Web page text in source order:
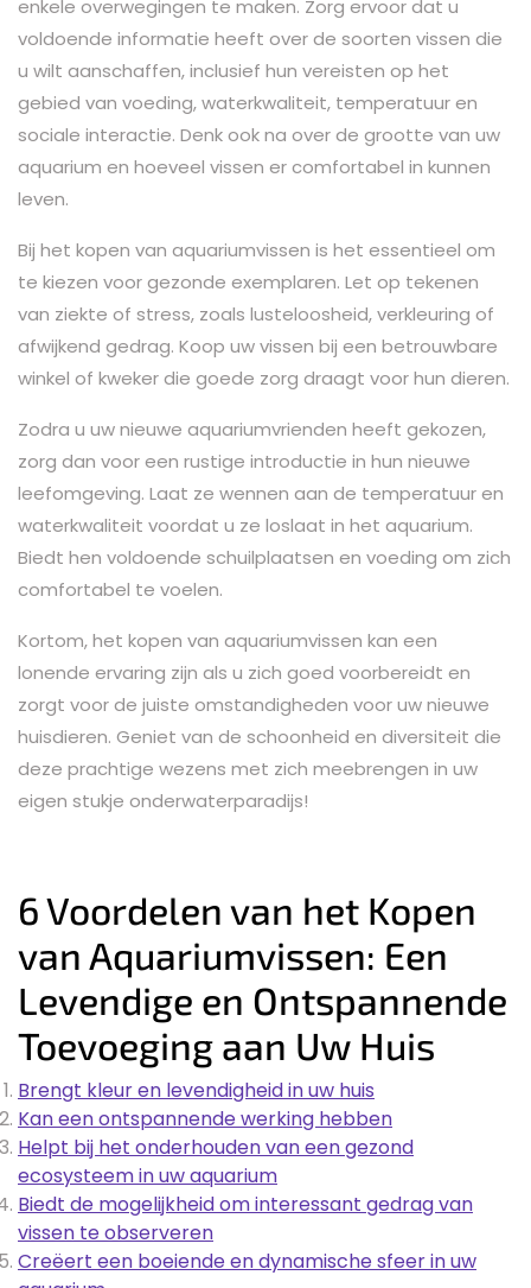
enkele overwegingen te maken. Zorg ervoor dat u
voldoende informatie heeft over de soorten vissen die
u wilt aanschaffen, inclusief hun vereisten op het
gebied van voeding, waterkwaliteit, temperatuur en
sociale interactie. Denk ook na over de grootte van uw
aquarium en hoeveel vissen er comfortabel in kunnen
leven.
Bij het kopen van aquariumvissen is het essentieel om
te kiezen voor gezonde exemplaren. Let op tekenen
van ziekte of stress, zoals lusteloosheid, verkleuring of
afwijkend gedrag. Koop uw vissen bij een betrouwbare
winkel of kweker die goede zorg draagt voor hun dieren.
Zodra u uw nieuwe aquariumvrienden heeft gekozen,
zorg dan voor een rustige introductie in hun nieuwe
leefomgeving. Laat ze wennen aan de temperatuur en
waterkwaliteit voordat u ze loslaat in het aquarium.
Biedt hen voldoende schuilplaatsen en voeding om zich
comfortabel te voelen.
Kortom, het kopen van aquariumvissen kan een
lonende ervaring zijn als u zich goed voorbereidt en
zorgt voor de juiste omstandigheden voor uw nieuwe
huisdieren. Geniet van de schoonheid en diversiteit die
deze prachtige wezens met zich meebrengen in uw
eigen stukje onderwaterparadijs!
6 Voordelen van het Kopen
van Aquariumvissen: Een
Levendige en Ontspannende
Toevoeging aan Uw Huis
Brengt kleur en levendigheid in uw huis
Kan een ontspannende werking hebben
Helpt bij het onderhouden van een gezond
ecosysteem in uw aquarium
Biedt de mogelijkheid om interessant gedrag van
vissen te observeren
Creëert een boeiende en dynamische sfeer in uw